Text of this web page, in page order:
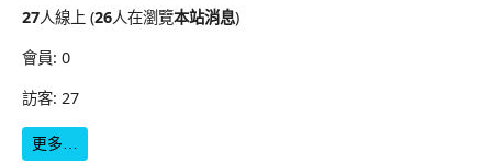
27人線上 (26人在瀏覽本站消息)
會員: 0
訪客: 27
更多…